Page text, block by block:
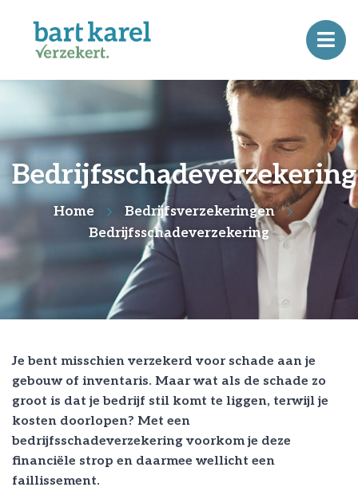
Bedrijfsschadeverzekering
Home
Bedrijfsverzekeringen
Bedrijfsschadeverzekering
Je bent misschien verzekerd voor schade aan je
gebouw of inventaris. Maar wat als de schade zo
groot is dat je bedrijf stil komt te liggen, terwijl je
kosten doorlopen? Met een
bedrijfsschadeverzekering voorkom je deze
financiële strop en daarmee wellicht een
faillissement.